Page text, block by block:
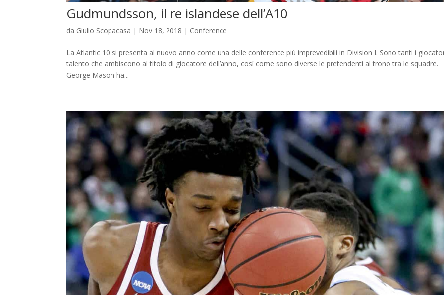
Gudmundsson, il re islandese dell’A10
da Giulio Scopacasa | Nov 18, 2018 | Conference
La Atlantic 10 si presenta al nuovo anno come una delle conference più imprevedibili in Division I. Sono tanti i
talento che ambiscono al titolo di giocatore dell’anno, così come sono diverse le pretendenti al trono tra le squadre.
George Mason ha...